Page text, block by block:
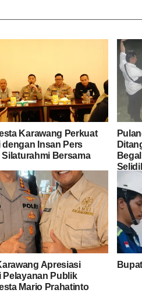
Karawang Perkuat
dengan Insan Pers
Silaturahmi Bersama
Apresiasi
Pelayanan Publik
Mario Prahatinto